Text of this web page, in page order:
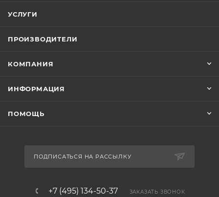
УСЛУГИ
ПРОИЗВОДИТЕЛИ
КОМПАНИЯ
ИНФОРМАЦИЯ
ПОМОЩЬ
ПОДПИСАТЬСЯ НА РАССЫЛКУ
+7 (495) 134-50-37 ЗАКАЗАТЬ ЗВОНОК